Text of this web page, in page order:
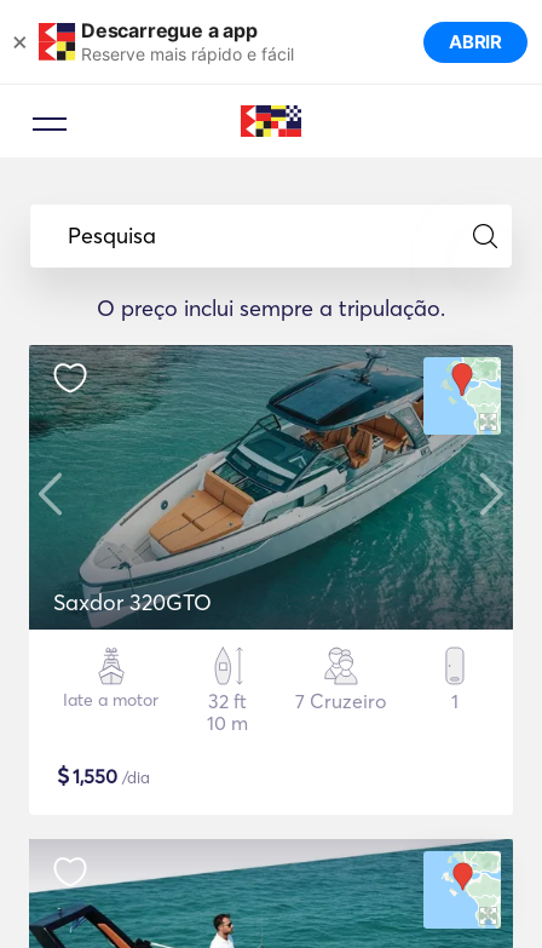
× Descarregue a app
Reserve mais rápido e fácil ABRIR
Pesquisa
O preço inclui sempre a tripulação.
Saxdor 320GTO
Iate a motor
32 ft
10 m
7 Cruzeiro 1
$1,550 /dia